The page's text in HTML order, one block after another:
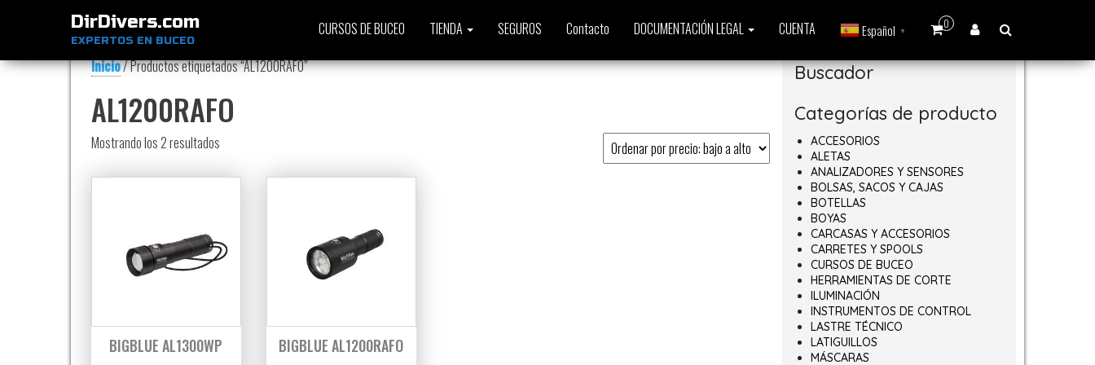
DirDivers.com
EXPERTOS EN BUCEO
0
CURSOS DE BUCEO TIENDA SEGUROS Contacto DOCUMENTACIÓN LEGAL CUENTA Español ▼
Inicio/ Productos etiquetados “AL1200RAFO”
AL1200RAFO
Mostrando los 2 resultados
BIGBLUE AL1300WP
BIGBLUE AL1200RAFO
Buscador
Categorías de producto
ACCESORIOS
ALETAS
ANALIZADORES Y SENSORES
BOLSAS, SACOS Y CAJAS
BOTELLAS
BOYAS
CARCASAS Y ACCESORIOS
CARRETES Y SPOOLS
CURSOS DE BUCEO
HERRAMIENTAS DE CORTE
ILUMINACIÓN
INSTRUMENTOS DE CONTROL
LASTRE TÉCNICO
LATIGUILLOS
MÁSCARAS